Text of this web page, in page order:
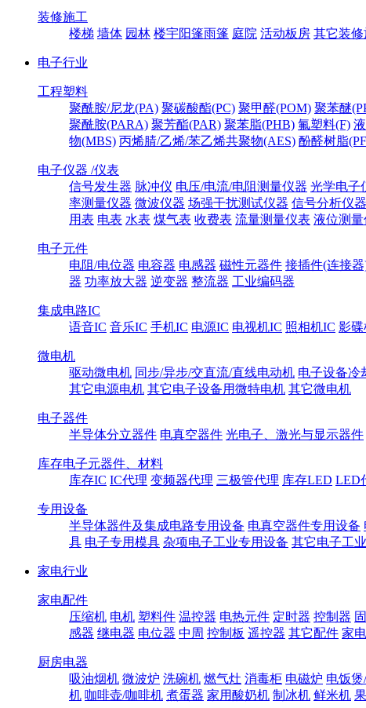
装修施工
楼梯 墙体 园林 楼宇阳篷雨篷 庭院 活动板房 其它装修
电子行业
工程塑料
聚酰胺/尼龙(PA) 聚碳酸酯(PC) 聚甲醛(POM) 聚苯醚
聚酰胺(PARA) 聚芳酯(PAR) 聚苯脂(PHB) 氟塑料(F)
物(MBS) 丙烯腈/乙烯/苯乙烯共聚物(AES) 酚醛树脂
电子仪器 /仪表
信号发生器 脉冲仪 电压/电流/电阻测量仪器 光学电子
率测量仪器 微波仪器 场强干扰测试仪器 信号分析仪器
用表 电表 水表 煤气表 收费表 流量测量仪表 液位测量
电子元件
电阻/电位器 电容器 电感器 磁性元器件 接插件(连接
器 功率放大器 逆变器 整流器 工业编码器
集成电路IC
语音IC 音乐IC 手机IC 电源IC 电视机IC 照相机IC 影碟
微电机
驱动微电机 同步/异步/交直流/直线电动机 电子设备冷
其它电源电机 其它电子设备用微特电机 其它微电机
电子器件
半导体分立器件 电真空器件 光电子、激光与显示器件
库存电子元器件、材料
库存IC IC代理 变频器代理 三极管代理 库存LED LED
专用设备
半导体器件及集成电路专用设备 电真空器件专用设备
具 电子专用模具 杂项电子工业专用设备 其它电子工
家电行业
家电配件
压缩机 电机 塑料件 温控器 电热元件 定时器 控制器
感器 继电器 电位器 中周 控制板 遥控器 其它配件 家
厨房电器
吸油烟机 微波炉 洗碗机 燃气灶 消毒柜 电磁炉 电饭
机 咖啡壶/咖啡机 煮蛋器 家用酸奶机 制冰机 鲜米机